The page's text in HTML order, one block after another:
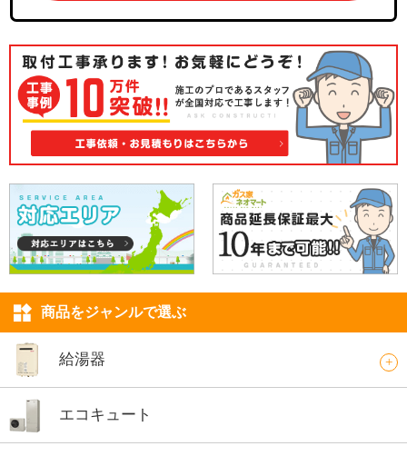
商品をジャンルで選ぶ
給湯器
エコキュート